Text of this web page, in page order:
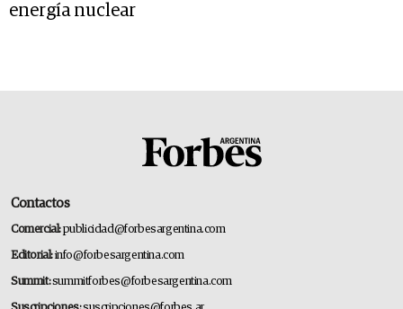
energía nuclear
Contactos
Comercial:publicidad@forbesargentina.com
Editorial:info@forbesargentina.com
Summit:summitforbes@forbesargentina.com